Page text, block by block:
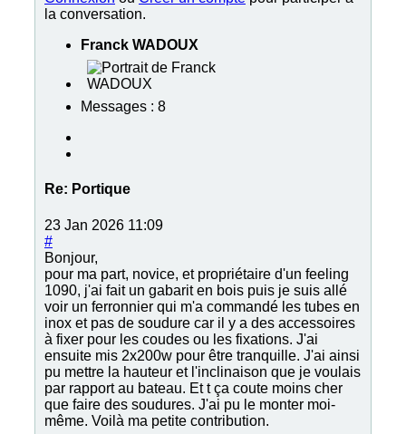
la conversation.
Franck WADOUX
Messages : 8
Re: Portique
23 Jan 2026 11:09
#
Bonjour,
pour ma part, novice, et propriétaire d'un feeling
1090, j'ai fait un gabarit en bois puis je suis allé
voir un ferronnier qui m'a commandé les tubes en
inox et pas de soudure car il y a des accessoires
à fixer pour les coudes ou les fixations. J'ai
ensuite mis 2x200w pour être tranquille. J'ai ainsi
pu mettre la hauteur et l'inclinaison que je voulais
par rapport au bateau. Et t ça coute moins cher
que faire des soudures. J'ai pu le monter moi-
même. Voilà ma petite contribution.